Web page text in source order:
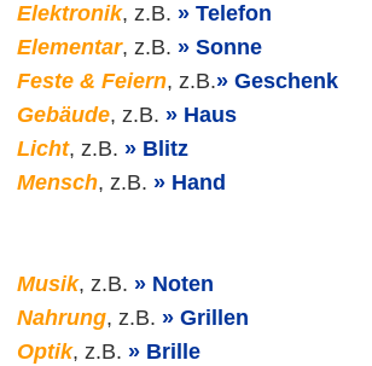
Elektronik, z.B.
Telefon
Elementar, z.B.
Sonne
Feste & Feiern, z.B.
Geschenk
Gebäude, z.B.
Haus
Licht, z.B.
Blitz
Mensch, z.B. Hand
Musik, z.B.
Noten
Nahrung, z.B.
Grillen
Optik, z.B.
Brille